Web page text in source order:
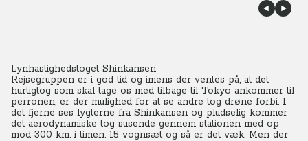
Lynhastighedstoget Shinkansen
Rejsegruppen er i god tid og imens der ventes på, at det
hurtigtog som skal tage os med tilbage til Tokyo ankommer til
perronen, er der mulighed for at se andre tog drøne forbi. I
det fjerne ses lygterne fra Shinkansen og pludselig kommer
det aerodynamiske tog susende gennem stationen med op
mod 300 km. i timen. 15 vognsæt og så er det væk. Men der